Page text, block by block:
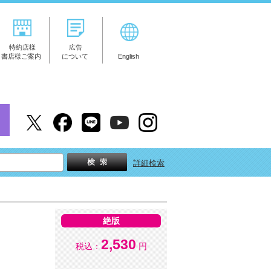
特約店様
書店様ご案内
広告
について
English
詳細検索
絶版
税込： 2,530 円